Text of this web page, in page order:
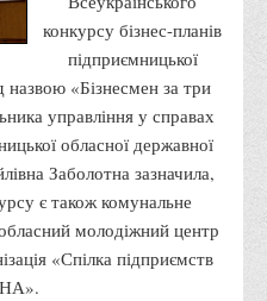
мистецької роботи
конкурсу бізнес-планів
підприємницької
назвою «Бізнесмен за три
управління у справах
обласної державної
Заболотна зазначила,
є також комунальне
молодіжний центр
«Спілка підприємств